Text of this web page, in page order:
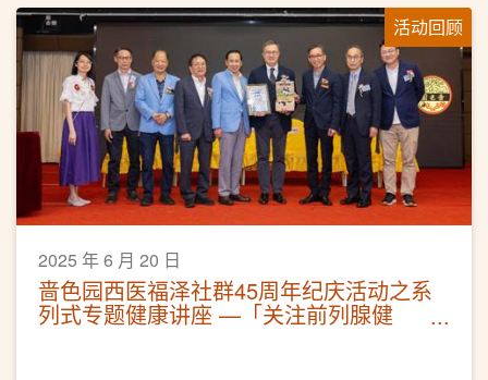
活动回顾
2025 年 6 月 20 日
啬色园西医福泽社群45周年纪庆活动之系
列式专题健康讲座 —「关注前列腺健